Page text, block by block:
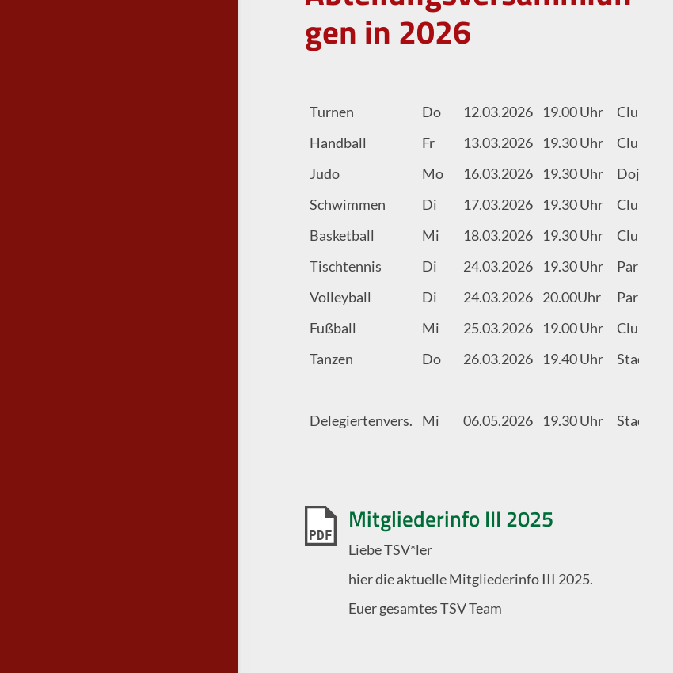
gen in 2026
Turnen Do 12.03.2026 19.00 Uhr Clubheim
Handball
Fr 13.03.2026 19.30 Uhr Clubheim
Judo
Mo 16.03.2026 19.30 Uhr Dojo
Schwimmen
Di 17.03.2026 19.30 Uhr Clubheim
Basketball
Mi 18.03.2026 19.30 Uhr Clubheim
Tischtennis
Di 24.03.2026 19.30 Uhr Parkstr.3
Volleyball
Di 24.03.2026 20.00Uhr Parkstr.1b
Fußball
Mi 25.03.2026 19.00 Uhr Clubheim
Tanzen
Do 26.03.2026 19.40 Uhr Stadthalle
Delegiertenvers. Mi 06.05.2026 19.30 Uhr Stadthalle
PDF
Mitgliederinfo III 2025
Liebe TSV*ler
hier die aktuelle Mitgliederinfo III 2025.
Euer gesamtes TSV Team